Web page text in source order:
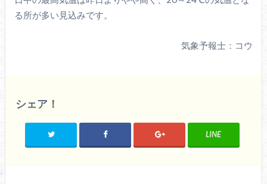
る所が多い見込みです。
気象予報士：コウ
シェア！
LINE